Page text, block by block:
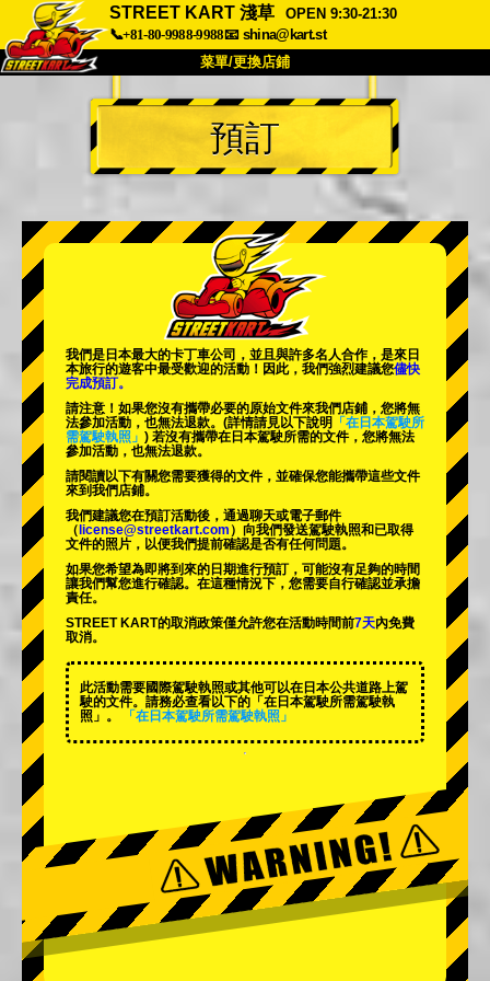
STREET KART 淺草
OPEN 9:30-21:30
📞+81-80-9988-9988📧 shina@kart.st
菜單/更換店鋪
首頁
關於 規格 價格
公司 預訂
更換店鋪
東京 秋葉原 #2
東京 澀谷附店 東京灣
東京 淺草 大阪
沖繩
預訂
我們是日本最大的卡丁車公司，並且與許多名人合作，是來日
本旅行的遊客中最受歡迎的活動 ！因此，我們強烈建議您儘快
完成預訂。
請注意！如果您沒有攜帶必要的原始文件來我們店鋪，您將無
法參加活動，也無法退款。 (詳情請見以下說明
「在日本駕駛所
需駕駛執照」 ) 若沒有攜帶在日本駕駛所需的文件，您將無法
參加活動，也無法退款。
請閱讀以下有關您需要獲得的文件，並確保您能攜帶這些文件
來到我們店鋪。
我們建議您在預訂活動後，通過聊天或電子郵件
（ license@streetkart.com ）向我們發送駕駛執照和已取得
文件的照片，以便我們提前確認是否有任何問題。
如果您希望為即將到來的日期進行預訂，可能沒有足夠的時間
讓我們幫您進行確認。在這種情況下，您需要自行確認並承擔
責任。
STREET KART的取消政策僅允許您在活動時間前7天內免費
取消。
此活動需要國際駕駛執照或其他可以在日本公共道路上駕
駛的文件。請務必查看以下的「在日本駕駛所需駕駛執
照」。
「在日本駕駛所需駕駛執照」